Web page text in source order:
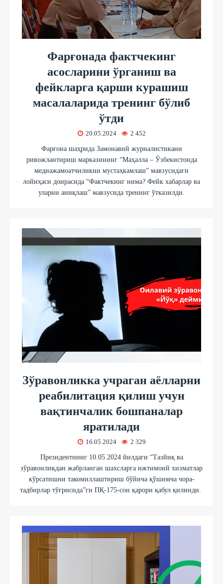
Фарғонада фактчекинг
асосларини ўрганиш ва
фейкларга қарши курашиш
масалаларида тренинг бўлиб
ўтди
20.05.2024 2 452
Фарғона шаҳрида Замонавий журналистикани
ривожлантириш марказининг “Маҳалла – Ўзбекистонда
медиажамоатчиликни мустаҳкамлаш” мавзусидаги
лойиҳаси доирасида “Фактчекинг нима? Фейк хабарлар ва
уларни аниқлаш” мавзусида тренинг ўтказилди.
Зўравонликка учраган аёлларни
реабилитация қилиш учун
вақтинчалик бошпаналар
яратилади
16.05.2024 2 329
Президентнинг 10.05.2024 йилдаги “Тазйиқ ва
зўравонликдан жабрланган шахсларга ижтимоий хизматлар
кўрсатишни такомиллаштириш бўйича қўшимча чора-
тадбирлар тўғрисида”ги ПҚ-175-сон қарори қабул қилинди.